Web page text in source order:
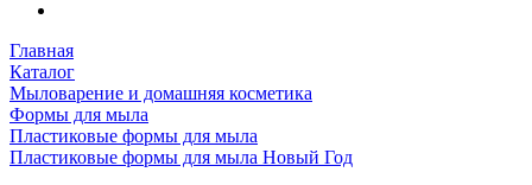
Главная
Каталог
Мыловарение и домашняя косметика
Формы для мыла
Пластиковые формы для мыла
Пластиковые формы для мыла Новый Год